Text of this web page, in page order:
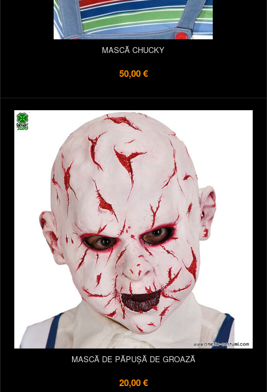
MASCĂ CHUCKY
50,00 €
MASCĂ DE PĂPUȘĂ DE GROAZĂ
20,00 €